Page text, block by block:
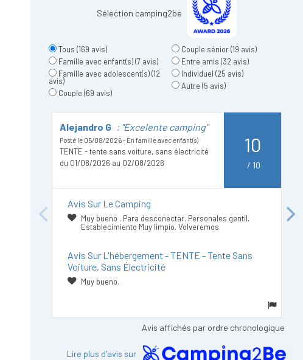
Sélection camping2be
Tous (169 avis)
Famille avec enfant(s)(7 avis)
Famille avec adolescent(s)(12
avis)
Couple (69 avis)
Couple sénior(19 avis)
Entre amis (32 avis)
Individuel (25 avis)
Autre (5 avis)
Previous
Alejandro G : "Excelente camping"
Posté le 05/08/2026 - En famille avec enfant(s)
TENTE - tente sans voiture, sans électricité
du 01/08/2026 au 02/08/2026
10
/ 10
Avis Sur Le Camping
Muy bueno . Para desconectar. Personales gentil.
Establecimiento Muy limpio. Volveremos
Avis Sur L'hébergement - TENTE - Tente Sans
Voiture, Sans Électricité
Muy bueno.
Next
Avis affichés par ordre chronologique
Lire plus d'avis sur